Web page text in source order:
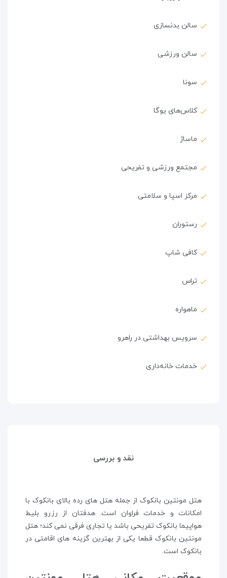
سالن بدنسازی
سالن ورزشی
سونا
کلاس‌های یوگا
ماساژ
مجتمع ورزشی و تفریحی
مرکز اسپا و سلامتی
رستوران
کافی شاپ
تراس
ماهواره
سرویس بهداشتی در راهرو
خدمات خانه‌داری
نقد و بررسی
هتل مونتین بانکوک از جمله هتل های رده بالای بانکوک با
امکانات و خدمات فراوان است. هدفتان از رزرو بلیط
هواپیما بانکوک تفریحی باشد یا تجاری فرقی نمی کند؛ هتل
مونتین بانکوک قطعا یکی از بهترین گزینه های اقامتی در
بانکوک است.